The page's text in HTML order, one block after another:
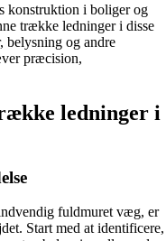
konstruktion i boliger og
trække ledninger i disse
belysning og andre
præcision,
ledninger i
fuldmuret væg, er
Start med at identificere,